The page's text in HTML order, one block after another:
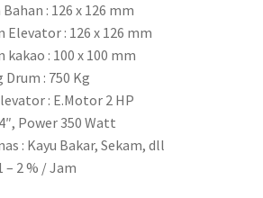
: 126 x 126 mm
Elevator : 126 x 126 mm
: 100 x 100 mm
: 750 Kg
: E.Motor 2 HP
Power 350 Watt
: Kayu Bakar, Sekam, dll
– 2 % / Jam